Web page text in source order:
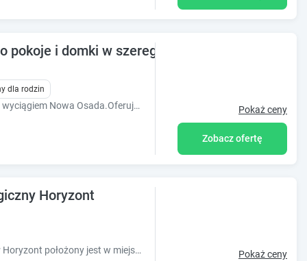
pokoje i domki w szeregu, każdy z prywatnym
dla rodzin
Kamratowo w Wiśle znajduje się, tuż pod wyciągiem Nowa Osada.Oferuje domki w szeregu, duży ogród oraz pyszne domowe śniadania z własnymi produktami. Pokaż ceny
Zobacz ofertę
Horyzont
Obiekt Panorama Loft - Wisła - Magiczny Horyzont położony jest w miejscowości Wisła i oferuje bezpłatne Wi-Fi, klimatyzację, ogród oraz taras. Pokaż ceny